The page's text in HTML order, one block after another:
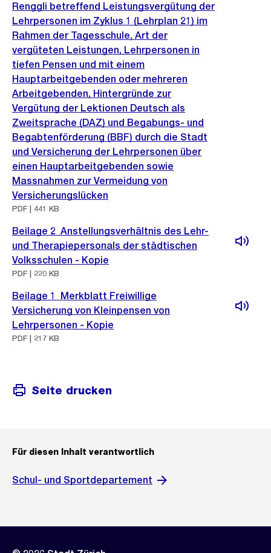
Renggli betreffend Leistungsvergütung der
Lehrpersonen im Zyklus 1 (Lehrplan 21) im
Rahmen der Tagesschule, Art der
vergüteten Leistungen, Lehrpersonen in
tiefen Pensen und mit einem
Hauptarbeitgebenden oder mehreren
Arbeitgebenden, Hintergründe zur
Vergütung der Lektionen Deutsch als
Zweitsprache (DAZ) und Begabungs- und
Begabtenförderung (BBF) durch die Stadt
und Versicherung der Lehrpersonen über
einen Hauptarbeitgebenden sowie
Massnahmen zur Vermeidung von
Versicherungslücken
PDF | 441 KB
Beilage 2_Anstellungsverhältnis des Lehr-
und Therapiepersonals der städtischen
Volksschulen - Kopie
PDF | 220 KB
Beilage 1_Merkblatt Freiwillige
Versicherung von Kleinpensen von
Lehrpersonen - Kopie
PDF | 217 KB
Seite drucken
Für diesen Inhalt verantwortlich
Schul- und Sportdepartement